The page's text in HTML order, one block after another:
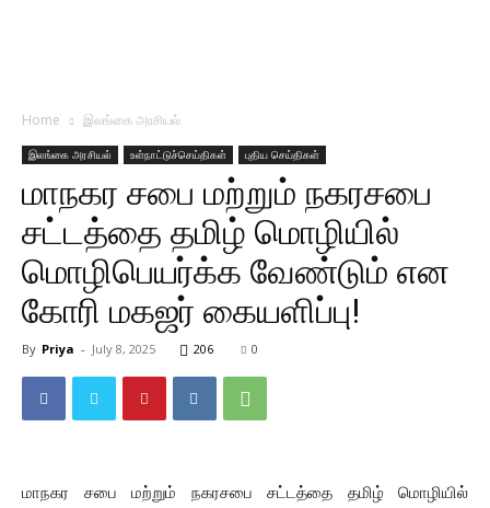
Home இலங்கை அரசியல்
இலங்கை அரசியல் உள்நாட்டுச்செய்திகள் புதிய செய்திகள்
மாநகர சபை மற்றும் நகரசபை
சட்டத்தை தமிழ் மொழியில்
மொழிபெயர்க்க வேண்டும் என
கோரி மகஜர் கையளிப்பு!
By Priya - July 8, 2025 206 0
மாநகர சபை மற்றும் நகரசபை சட்டத்தை தமிழ் மொழியில்